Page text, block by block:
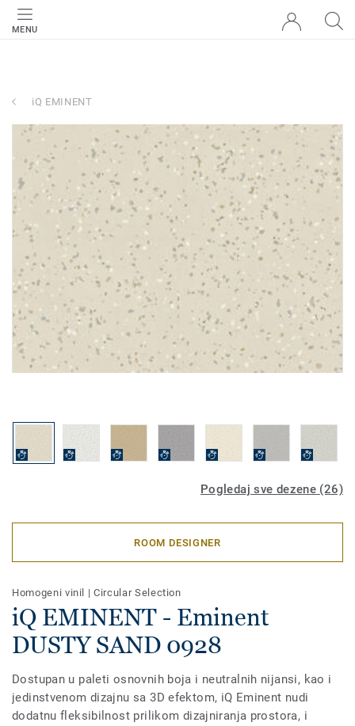
MENU
iQ EMINENT
Pogledaj sve dezene (26)
ROOM DESIGNER
Homogeni vinil |Circular Selection
iQ EMINENT - Eminent
DUSTY SAND 0928
Dostupan u paleti osnovnih boja i neutralnih nijansi, kao i
jedinstvenom dizajnu sa 3D efektom, iQ Eminent nudi
dodatnu fleksibilnost prilikom dizajniranja prostora, i